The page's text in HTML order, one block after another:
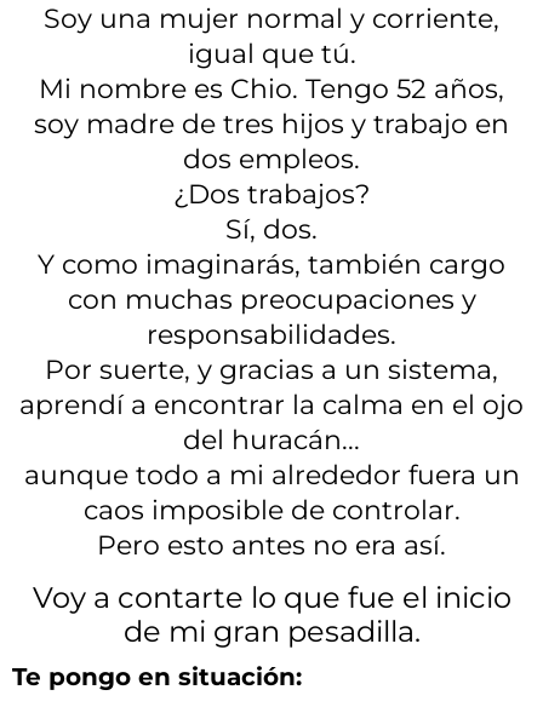
Soy una mujer normal y corriente,
igual que tú.
Mi nombre es Chio. Tengo 52 años,
soy madre de tres hijos y trabajo en
dos empleos.
¿Dos trabajos?
Sí, dos.
Y como imaginarás, también cargo
con muchas preocupaciones y
responsabilidades.
Por suerte, y gracias a un sistema,
aprendí a encontrar la calma en el ojo
del huracán...
aunque todo a mi alrededor fuera un
caos imposible de controlar.
Pero esto antes no era así.
Voy a contarte lo que fue el inicio
de mi gran pesadilla.
Te pongo en situación: